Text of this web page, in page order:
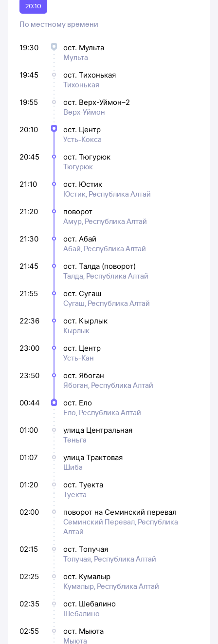
20:10
По местному времени
19:30
ост. Мульта
Мульта
19:45
ост. Тихонькая
Тихонькая
19:55
ост. Верх-Уймон–2
Верх-Уймон
20:10
ост. Центр
Усть-Кокса
20:45
ост. Тюгурюк
Тюгурюк
21:10
ост. Юстик
Юстик, Республика Алтай
21:20
поворот
Амур, Республика Алтай
21:30
ост. Абай
Абай, Республика Алтай
21:45
ост. Талда (поворот)
Талда, Республика Алтай
21:55
ост. Сугаш
Сугаш, Республика Алтай
22:36
ост. Кырлык
Кырлык
23:00
ост. Центр
Усть-Кан
23:50
ост. Ябоган
Ябоган, Республика Алтай
00:44
ост. Ело
Ело, Республика Алтай
01:00
улица Центральная
Теньга
01:07
улица Трактовая
Шиба
01:20
ост. Туекта
Туекта
02:00
поворот на Семинский перевал
Семинский Перевал, Республика
Алтай
02:15
ост. Топучая
Топучая, Республика Алтай
02:25
ост. Кумалыр
Кумалыр, Республика Алтай
02:35
ост. Шебалино
Шебалино
02:55
ост. Мыюта
Мыюта